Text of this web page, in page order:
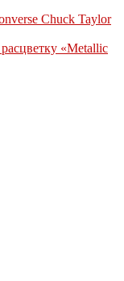
Chuck Taylor
«Metallic